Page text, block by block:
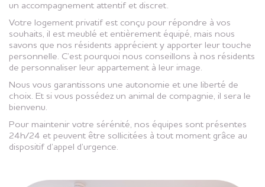
un accompagnement attentif et discret.
Votre logement privatif est conçu pour répondre à vos
souhaits, il est meublé et entièrement équipé, mais nous
savons que nos résidents apprécient y apporter leur touche
personnelle. C’est pourquoi nous conseillons à nos résidents
de personnaliser leur appartement à leur image.
Nous vous garantissons une autonomie et une liberté de
choix. Et si vous possédez un animal de compagnie, il sera le
bienvenu.
Pour maintenir votre sérénité, nos équipes sont présentes
24h/24 et peuvent être sollicitées à tout moment grâce au
dispositif d’appel d’urgence.